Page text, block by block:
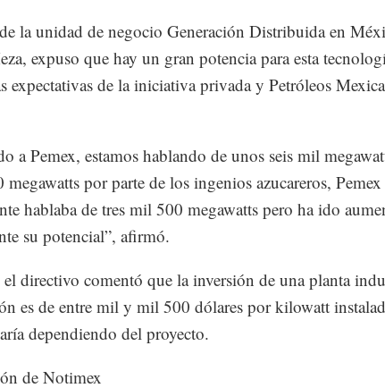
la unidad de negocio Generación Distribuida en
expuso que hay un gran potencia para esta
expectativas de la iniciativa privada y Petróleos
a Pemex, estamos hablando de unos seis mil
megawatts por parte de los ingenios azucareros, Pemex
hablaba de tres mil 500 megawatts pero ha ido
su potencial”, afirmó.
directivo comentó que la inversión de una planta
es de entre mil y mil 500 dólares por kilowatt
dependiendo del proyecto.
de Notimex